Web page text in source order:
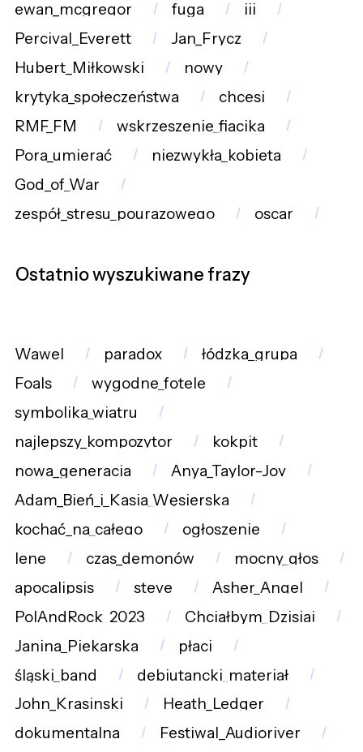
ewan_mcgregor
fuga
iii
Percival_Everett
Jan_Frycz
Hubert_Miłkowski
nowy
krytyka_społeczeństwa
chcesi
RMF_FM
wskrzeszenie_fiacika
Pora_umierać
niezwykła_kobieta
God_of_War
zespół_stresu_pourazowego
oscar
Ostatnio wyszukiwane frazy
Wawel paradox
łódzka_grupa
Foals
wygodne_fotele
symbolika_wiatru
najlepszy_kompozytor
kokpit
nowa_generacja
Anya_Taylor-Joy
Adam_Bień_i_Kasia_Węsierska
kochać_na_całego
ogłoszenie
lene
czas_demonów
mocny_głos
apocalipsis
steve
Asher_Angel
PolAndRock_2023
Chciałbym_Dzisiaj
Janina_Piekarska
płaci
śląski_band
debiutancki_materiał
John_Krasinski
Heath_Ledger
dokumentalna
Festiwal_Audioriver